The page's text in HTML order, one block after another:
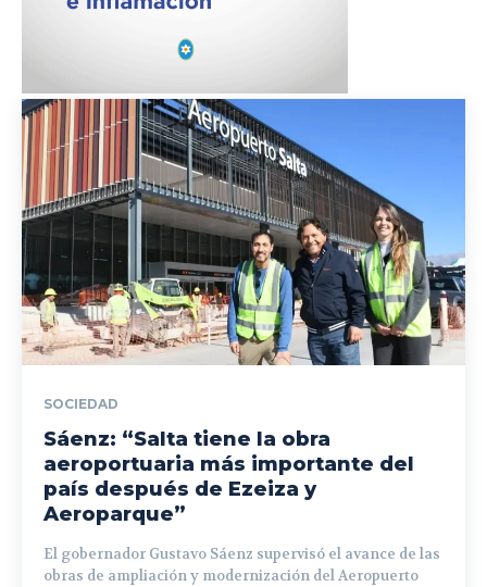
SOCIEDAD
Sáenz: “Salta tiene la obra
aeroportuaria más importante del
país después de Ezeiza y
Aeroparque”
El gobernador Gustavo Sáenz supervisó el avance de las
obras de ampliación y modernización del Aeropuerto